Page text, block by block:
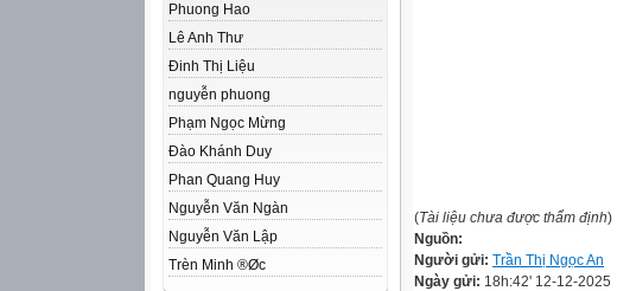
Phuong Hao
Lê Anh Thư
Đinh Thị Liệu
nguyễn phuong
Phạm Ngọc Mừng
Đào Khánh Duy
Phan Quang Huy
Nguyễn Văn Ngàn
Nguyễn Văn Lập
Trèn Minh ®Øc
(Tài liệu chưa được thẩm định)
Nguồn:
Người gửi: Trần Thị Ngọc An
Ngày gửi: 18h:42' 12-12-2025